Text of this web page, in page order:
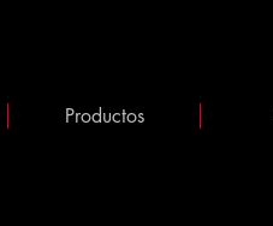
Productos